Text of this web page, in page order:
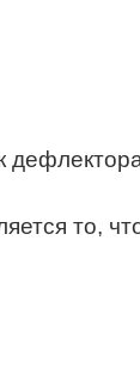
то,